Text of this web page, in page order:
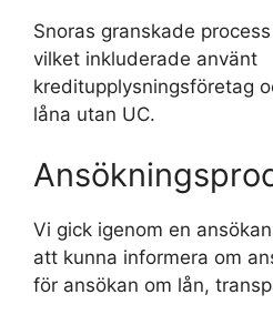
Snoras granskade
vilket inkluderade använt
kreditupplysningsföretag
låna utan UC.
Vi gick igenom en
att kunna informera om
för ansökan om lån,